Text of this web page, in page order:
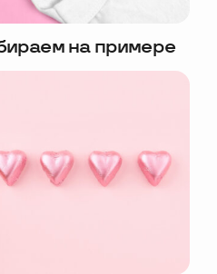
на примере